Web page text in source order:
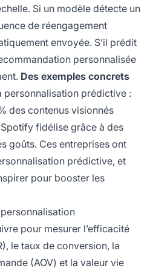
Si un modèle détecte un
de réengagement
envoyée. S’il prédit
personnalisée
Des exemples concrets
personnalisation prédictive :
des contenus visionnés
fidélise grâce à des
goûts. Ces entreprises ont
prédictive, et
pour booster les
pour mesurer l’efficacité
le taux de conversion, la
(AOV) et la valeur vie